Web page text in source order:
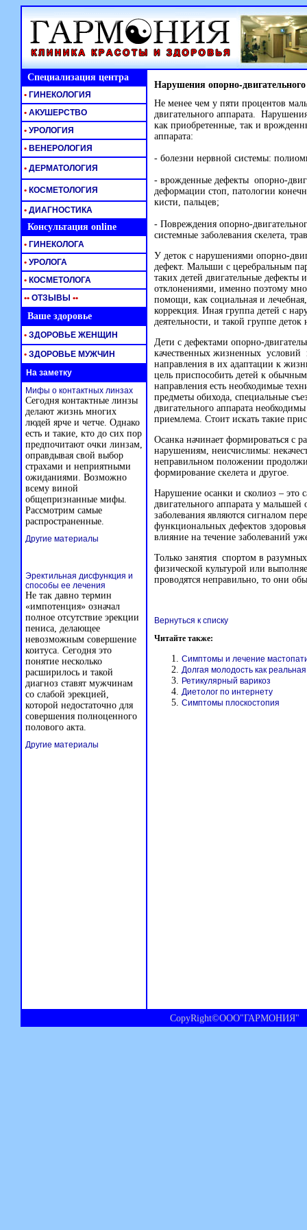
Специализация центра Нарушения опорно-
Не менее чем у пяти процентов
двигательного аппарата.
как приобретенные, так и
аппарата:
- болезни нервной системы:
- врожденные дефекты опорно-
деформации стоп, патологии
кисти, пальцев;
- Повреждения опорно-
системные заболевания скелета,
У деток с нарушениями опорно-
дефект. Малыши с церебральным
таких детей двигательные
отклонениями, именно поэтому
помощи, как социальная и
коррекция. Иная группа детей с
деятельности, и такой группе
Дети с дефектами опорно-
качественных жизненных условий
направления в их адаптации к
цель приспособить детей к
направления есть необходимые
предметы обихода, специальные
двигательного аппарата
приемлема. Стоит искать такие
Осанка начинает формироваться с
нарушениям, неисчислимы:
неправильном положении
формирование скелета и другое.
Нарушение осанки и сколиоз – это
двигательного аппарата у малышей
заболевания являются сигналом
функциональных дефектов
влияние на течение заболеваний
Только занятия спортом в
физической культурой или
проводятся неправильно, то они
Вернуться к списку
Читайте также:
Симптомы и лечение
Долгая молодость как
Ретикулярный варикоз
Диетолог по интернету
Симптомы плоскостопия
• ГИНЕКОЛОГИЯ
• АКУШЕРСТВО
• УРОЛОГИЯ
• ВЕНЕРОЛОГИЯ
• ДЕРМАТОЛОГИЯ
• КОСМЕТОЛОГИЯ
• ДИАГНОСТИКА
Консультация online
• ГИНЕКОЛОГА
• УРОЛОГА
• КОСМЕТОЛОГА
•• ОТЗЫВЫ ••
Ваше здоровье
• ЗДОРОВЬЕ ЖЕНЩИН
• ЗДОРОВЬЕ МУЖЧИН
На заметку
Мифы о контактных линзах
Сегодня контактные линзы
делают жизнь многих
людей ярче и четче. Однако
есть и такие, кто до сих пор
предпочитают очки линзам,
оправдывая свой выбор
страхами и неприятными
ожиданиями. Возможно
всему виной
общепризнанные мифы.
Рассмотрим самые
распространенные.
Другие материалы
Эректильная дисфункция и
способы ее лечения
Не так давно термин
«импотенция» означал
полное отсутствие эрекции
пениса, делающее
невозможным совершение
коитуса. Сегодня это
понятие несколько
расширилось и такой
диагноз ставят мужчинам
со слабой эрекцией,
которой недостаточно для
совершения полноценного
полового акта.
Другие материалы